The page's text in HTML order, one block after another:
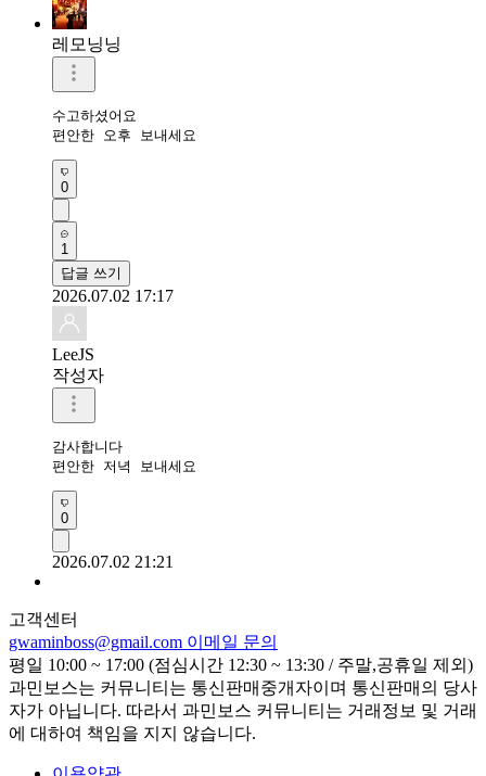
레모닝닝
수고하셨어요
편안한 오후 보내세요
0
1
답글 쓰기
2026.07.02 17:17
LeeJS
작성자
감사합니다
편안한 저녁 보내세요
0
2026.07.02 21:21
고객센터
gwaminboss@gmail.com 이메일 문의
평일 10:00 ~ 17:00 (점심시간 12:30 ~ 13:30 / 주말,공휴일 제외)
과민보스는 커뮤니티는 통신판매중개자이며 통신판매의 당사
자가 아닙니다. 따라서 과민보스 커뮤니티는 거래정보 및 거래
에 대하여 책임을 지지 않습니다.